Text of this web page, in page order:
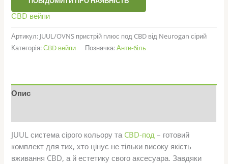
СBD вейпи
Артикул: JUUL/OVNS пристрій плюс под CBD від Neurogan сірий
Категорія:СBD вейпи Позначка:Анти-біль
Опис
JUUL система сірого кольору та CBD-под – готовий
комплект для тих, хто цінує не тільки високу якість
вживання CBD, а й естетику свого аксесуара. Завдяки